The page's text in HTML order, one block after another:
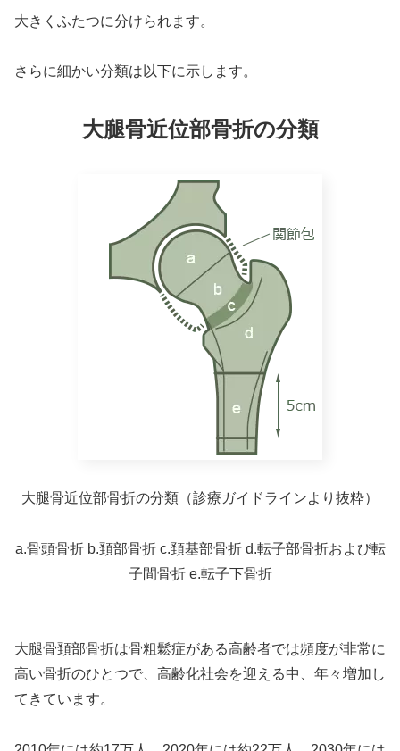
大きくふたつに分けられます。
さらに細かい分類は以下に示します。
大腿骨近位部骨折の分類
大腿骨近位部骨折の分類（診療ガイドラインより抜粋）
a.骨頭骨折 b.頚部骨折 c.頚基部骨折 d.転子部骨折および転
子間骨折 e.転子下骨折
大腿骨頚部骨折は骨粗鬆症がある高齢者では頻度が非常に
高い骨折のひとつで、高齢化社会を迎える中、年々増加し
てきています。